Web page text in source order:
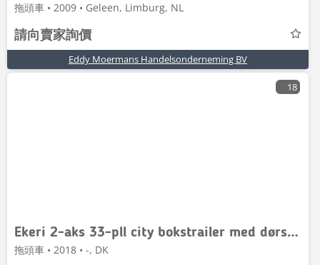
拖頭車 • 2009 • Geleen, Limburg, NL
請向賣家詢價
Eddy Moermans Handelsonderneming BV
18
Ekeri 2-aks 33-pll city bokstrailer med dørside
拖頭車 • 2018 • -, DK